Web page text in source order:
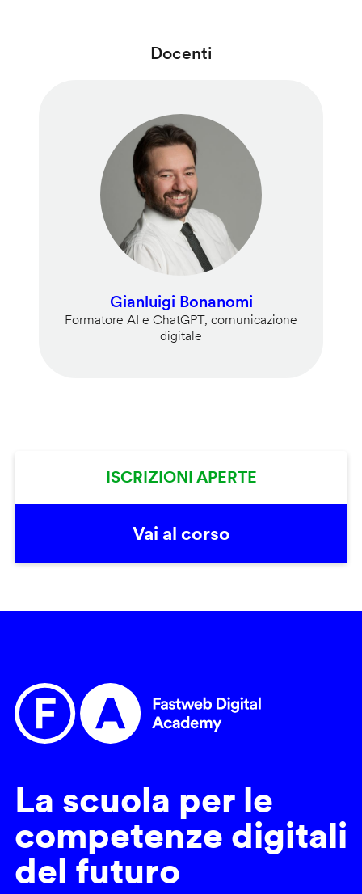
Docenti
Gianluigi Bonanomi
Formatore AI e ChatGPT, comunicazione
digitale
ISCRIZIONI APERTE
Vai al corso
La scuola per le
competenze digitali
del futuro